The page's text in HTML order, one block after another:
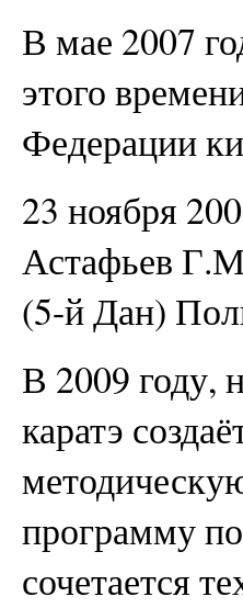
В мае 2007
этого
Федерации
23 ноября
Астафьев
(5-й Дан)
В 2009 году,
каратэ
программу
сочетается